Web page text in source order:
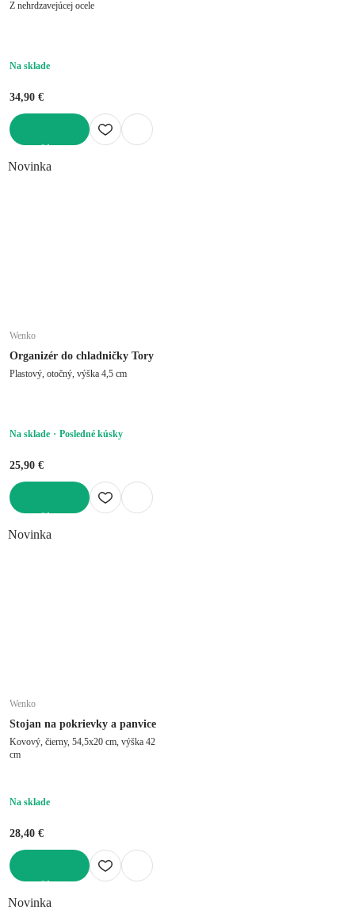
Z nehrdzavejúcej ocele
Na sklade
34,90 €
Novinka
Wenko
Organizér do chladničky Tory
Plastový, otočný, výška 4,5 cm
Na sklade Posledné kúsky
25,90 €
Novinka
Wenko
Stojan na pokrievky a panvice
Kovový, čierny, 54,5x20 cm, výška 42
cm
Na sklade
28,40 €
Novinka